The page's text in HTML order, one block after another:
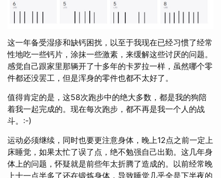
这一年备受湿疹和缺钙困扰，以至于我现在已经习惯了经常
性地吃一些钙片，涂抹一些激素，来缓解这些讨厌的问题。
感觉自己跟家里那辆开了十多年的卡罗拉一样，虽然哪个零
件都还没罢工，但是浑身的零件也都不太好了。
值得肯定的是，这58次跑步中的绝大多数，都是我的狗陪
着我一起完成的。现在每次跑步，都不再是我一个人的战
斗。:-)
运动必须继续，同时也要更注意身体，晚上12点之前一定上
床睡觉，如果太忙了误了点，绝不勉强自己出勤。这几年身
体上的问题，怀疑就是前些年太折腾了造成的。以前经常晚
上十一点半多了还在锻炼身体，导致睡觉几乎全是下半夜的